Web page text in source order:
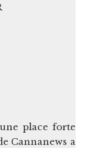
place forte
Cannanews a